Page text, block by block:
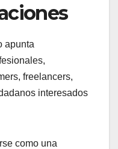
apunta
freelancers,
interesados
como una